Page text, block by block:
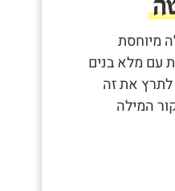
מיוחסת
עם מלא בנים
לתרץ את זה
המילה